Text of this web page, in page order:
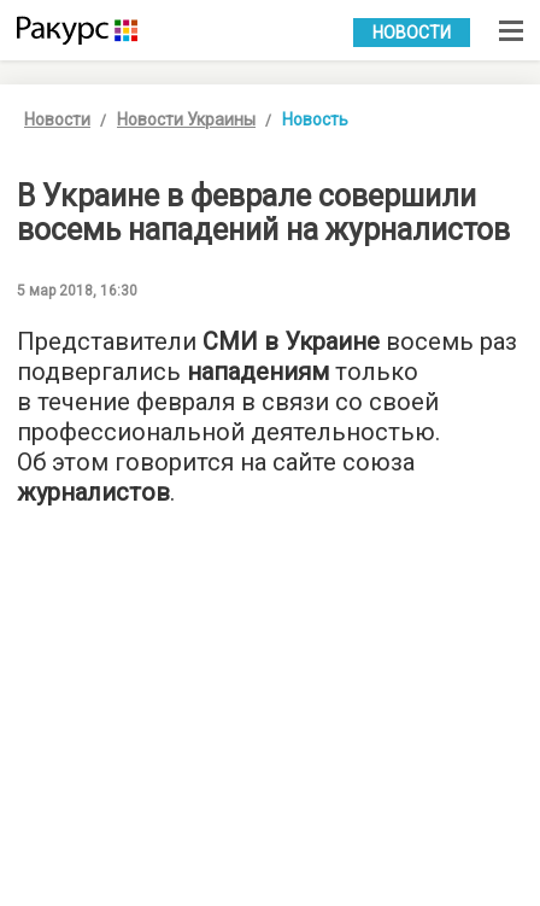
УКР РУС
НОВОСТИ
Новости Новости Украины Новость
В Украине в феврале совершили
восемь нападений на журналистов
5 мар 2018, 16:30
Представители СМИ в Украине восемь раз
подвергались нападениям только
в течение февраля в связи со своей
профессиональной деятельностью.
Об этом говорится на сайте союза
журналистов.